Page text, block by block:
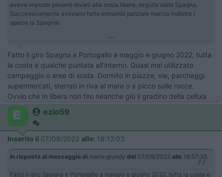
aveva imposto pesanti divieti alla sosta libera, seguita dalla Spagna.
Successivamente avevano fatto entrambi parziale marcia indietro (
specie la Spagna).
...
Fatto il giro Spagna e Portogallo a maggio e giugno 2022, tutta
la costa e qualche puntata all'interno. Quasi mai utilizzato
campeggio o aree di sosta. Dormito in piazze, vie, parcheggi
supermercati, sterrati in riva al mare o a picco sulle rocce.
Ovvio che in libera non tiro neanche giù il gradino della cellula
ezio59
-
Inserito il 07/09/2022 alle: 19:12:03
In risposta al messaggio di mario grundy del 07/09/2022 alle 18:57:35
Fatto il giro Spagna e Portogallo a maggio e giugno 2022, tutta la costa e